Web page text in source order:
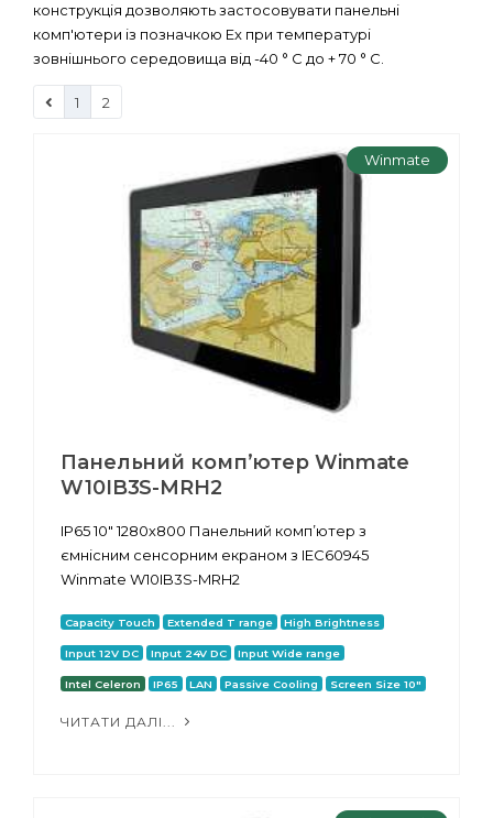
конструкція дозволяють застосовувати панельні
комп'ютери із позначкою Ex при температурі
зовнішнього середовища від -40 ° C до + 70 ° C.
1 2
Winmate
Панельний комп’ютер Winmate
W10IB3S-MRH2
IP65 10" 1280х800 Панельний комп’ютер з
ємнісним сенсорним екраном з IEC60945
Winmate W10IB3S-MRH2
Capacity Touch Extended T range High Brightness
Input 12V DC Input 24V DC Input Wide range
Intel Celeron IP65 LAN Passive Cooling Screen Size 10"
ЧИТАТИ ДАЛІ...